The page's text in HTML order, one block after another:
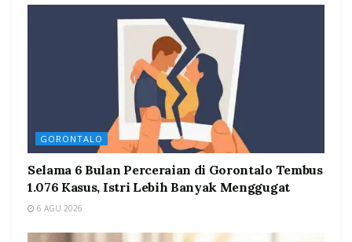
GORONTALO
Selama 6 Bulan Perceraian di Gorontalo Tembus
1.076 Kasus, Istri Lebih Banyak Menggugat
6 AGU 2026